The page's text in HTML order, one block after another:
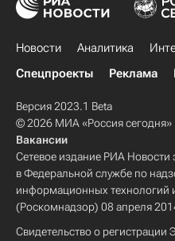
Новости Аналитика
Спецпроекты
Реклама
Версия 2023.1 Beta
© 2026 МИА «Россия сегодня»
Вакансии
Сетевое издание РИА Новости
в Федеральной службе по
информационных технологий
(Роскомнадзор) 08 апреля
Свидетельство о